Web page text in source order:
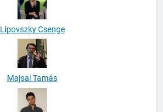
Lipovszky Csenge
Majsai Tamás